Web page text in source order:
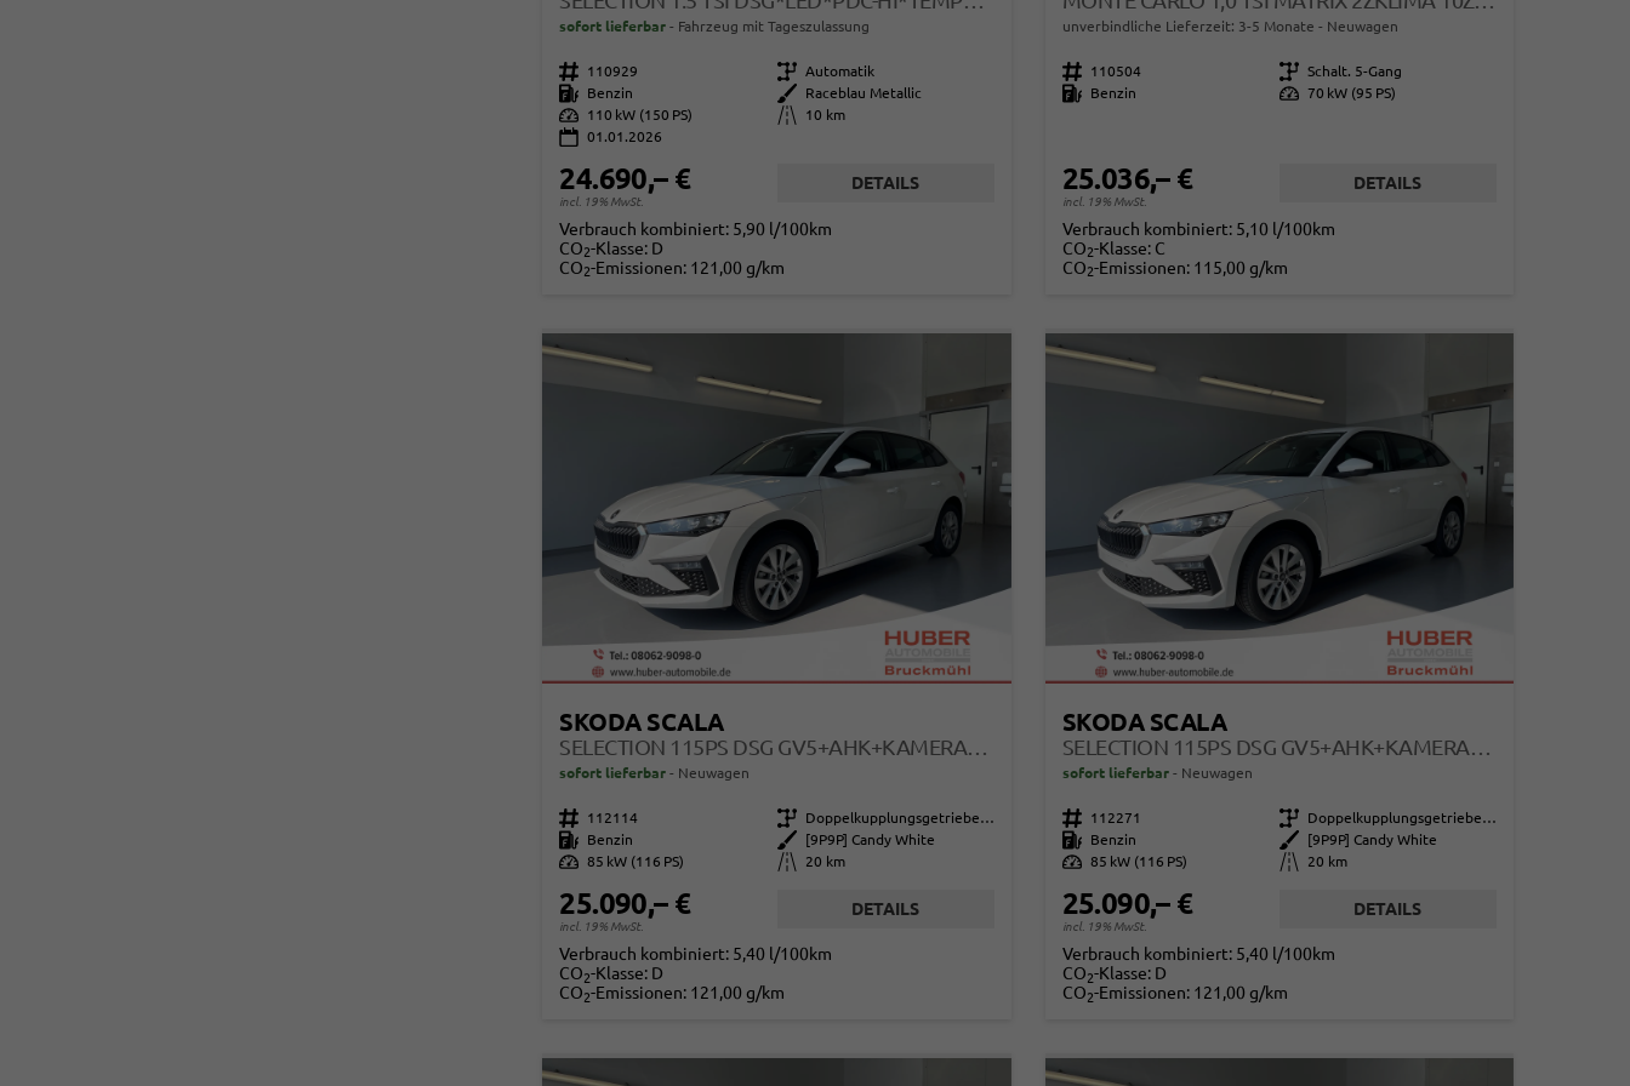
sofort lieferbar Fahrzeug mit Tageszulassung
Fahrzeugnr. 110929 Getriebe Automatik
Kraftstoff
Benzin Außenfarbe
Raceblau Metallic
Leistung
110 kW (150 PS) Kilometerstand
10 km
01.01.2026
24.690,– €
incl. 19% MwSt.
DETAILS
Verbrauch kombiniert: 5,90 l/100km
CO2-Klasse: D
CO2-Emissionen: 121,00 g/km
unverbindliche Lieferzeit: 3-5 Monate Neuwagen
Fahrzeugnr. 110504 Getriebe Schalt. 5-Gang
Kraftstoff
Benzin Leistung 70 kW (95 PS)
25.036,– €
incl. 19% MwSt.
DETAILS
Verbrauch kombiniert: 5,10 l/100km
CO2-Klasse: C
CO2-Emissionen: 115,00 g/km
SKODA SCALA
SELECTION 115PS DSG GV5+AHK+KAMERA+KESSY+PDC+SITZHEIZ+ALU16+CLIMATRONIC
sofort lieferbar Neuwagen
Fahrzeugnr. 112114 Getriebe
Doppelkupplungsgetriebe (DSG)
Kraftstoff
Benzin Außenfarbe
[9P9P] Candy White
Leistung 85 kW (116 PS) Kilometerstand 20 km
25.090,– €
incl. 19% MwSt.
DETAILS
Verbrauch kombiniert: 5,40 l/100km
CO2-Klasse: D
CO2-Emissionen: 121,00 g/km
SKODA SCALA
SELECTION 115PS DSG GV5+AHK+KAMERA+KESSY+PDC+SITZHEIZ+ALU16+CLIMATRONIC
sofort lieferbar Neuwagen
Fahrzeugnr. 112271 Getriebe
Doppelkupplungsgetriebe (DSG)
Kraftstoff
Benzin Außenfarbe
[9P9P] Candy White
Leistung 85 kW (116 PS) Kilometerstand 20 km
25.090,– €
incl. 19% MwSt.
DETAILS
Verbrauch kombiniert: 5,40 l/100km
CO2-Klasse: D
CO2-Emissionen: 121,00 g/km